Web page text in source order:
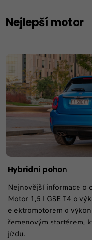
Nejlepší motor
Hybridní pohon
Nejnovější informace o
Motor 1,5 l GSE T4 o
elektromotorem o
řemenovým startérem,
jízdu.